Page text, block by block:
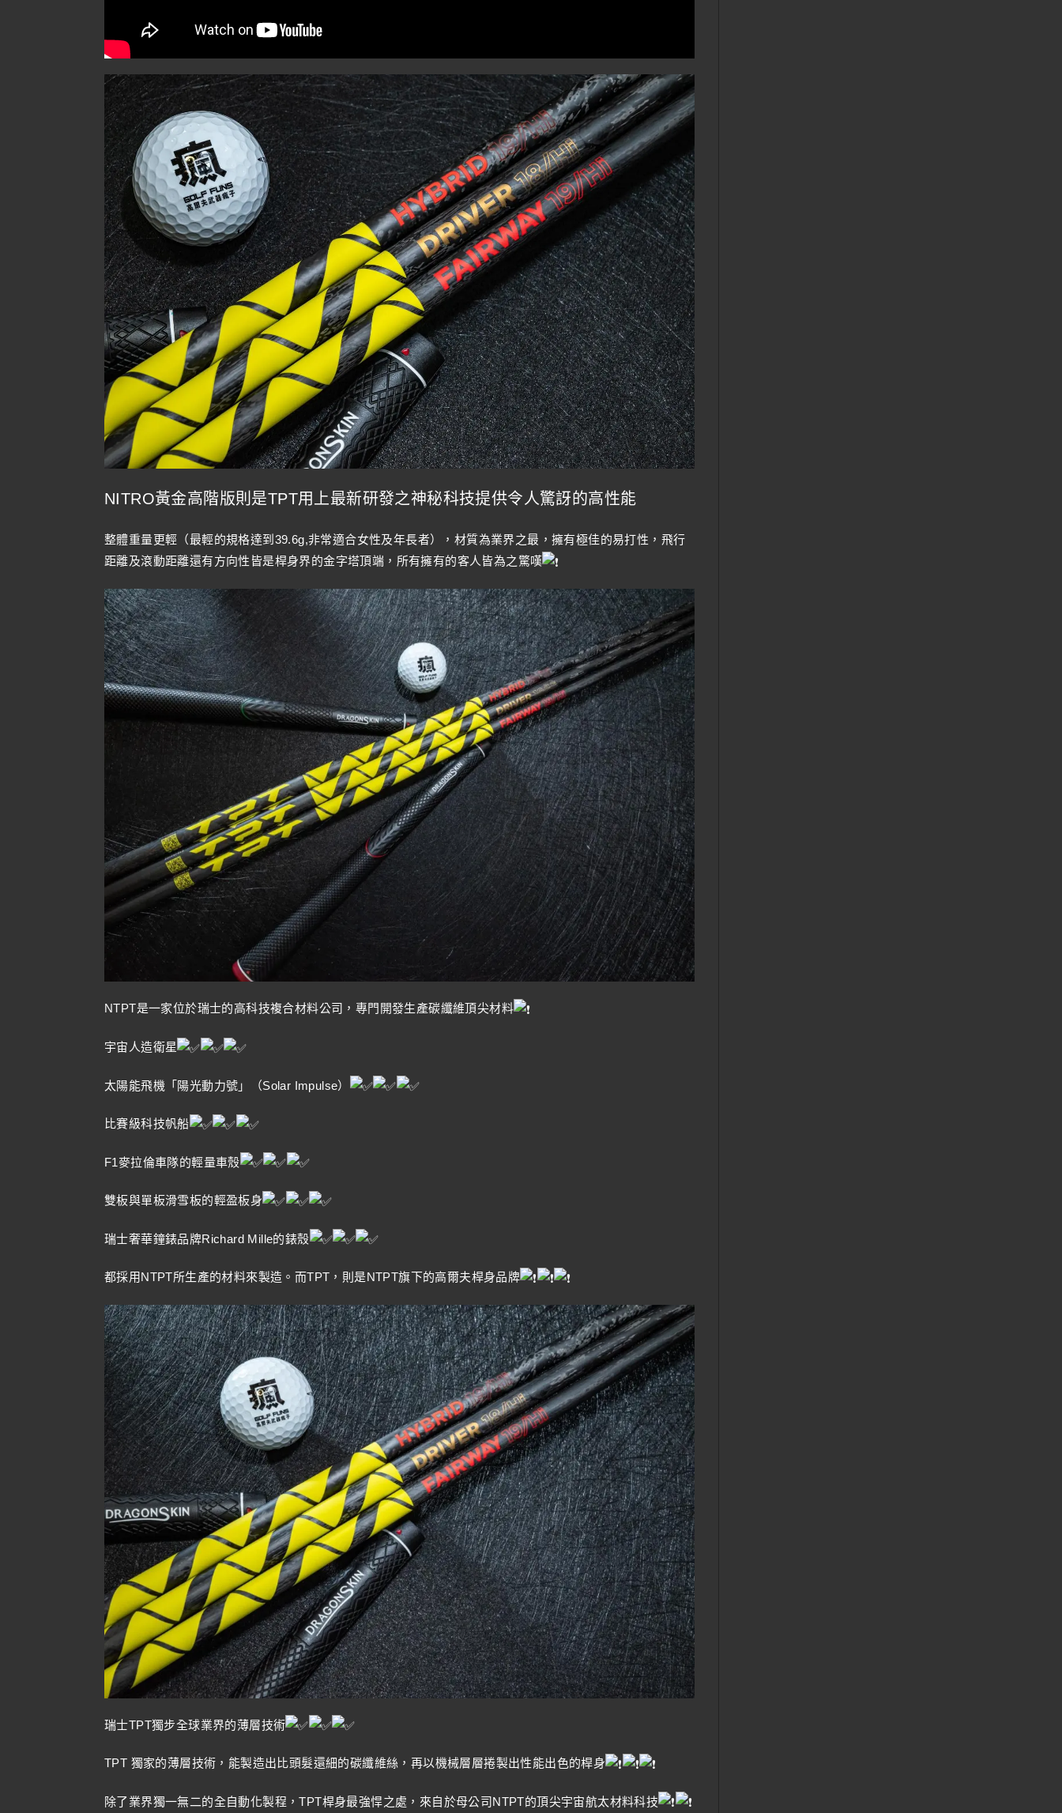
NITRO黃金高階版則是TPT用上最新研發之神秘科技提供令人驚訝的高性能
整體重量更輕（最輕的規格達到39.6g,非常適合女性及年長者），材質為業界之最，擁有極佳的易打性，飛行
距離及滾動距離還有方向性皆是桿身界的金字塔頂端，所有擁有的客人皆為之驚嘆
NTPT是一家位於瑞士的高科技複合材料公司，專門開發生產碳纖維頂尖材料
宇宙人造衛星
太陽能飛機「陽光動力號」（Solar Impulse）
比賽級科技帆船
F1麥拉倫車隊的輕量車殼
雙板與單板滑雪板的輕盈板身
瑞士奢華鐘錶品牌Richard Mille的錶殼
都採用NTPT所生產的材料來製造。而TPT，則是NTPT旗下的高爾夫桿身品牌
瑞士TPT獨步全球業界的薄層技術
TPT 獨家的薄層技術，能製造出比頭髮還細的碳纖維絲，再以機械層層捲製出性能出色的桿身
除了業界獨一無二的全自動化製程，TPT桿身最強悍之處，來自於母公司NTPT的頂尖宇宙航太材料科技